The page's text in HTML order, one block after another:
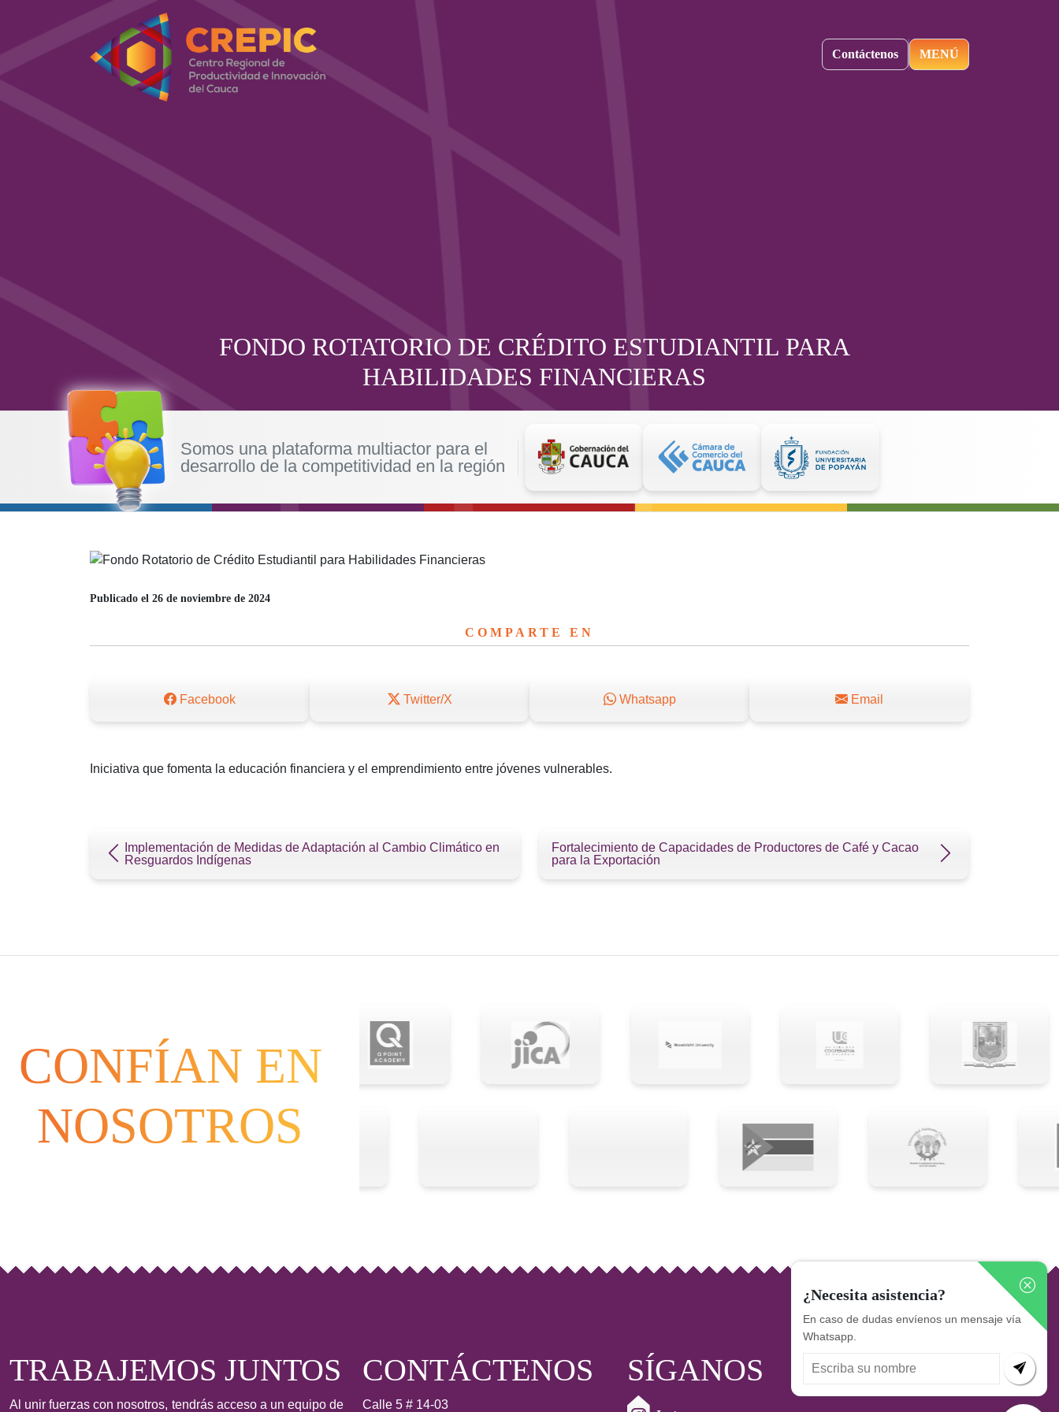
Contáctenos MENÚ
FONDO ROTATORIO DE CRÉDITO ESTUDIANTIL PARA
HABILIDADES FINANCIERAS
Somos una plataforma multiactor para el
desarrollo de la competitividad en la región
Publicado el 26 de noviembre de 2024
COMPARTE EN
Facebook Twitter/X Whatsapp Email
Iniciativa que fomenta la educación financiera y el emprendimiento entre jóvenes vulnerables.
Navegación de entradas
Implementación de Medidas de Adaptación al Cambio Climático en
Resguardos Indígenas
Fortalecimiento de Capacidades de Productores de Café y Cacao
para la Exportación
CONFÍAN EN
NOSOTROS
¿Necesita asistencia?
En caso de dudas envíenos un mensaje vía
Whatsapp.
TRABAJEMOS JUNTOS
Al unir fuerzas con nosotros, tendrás acceso a un equipo de
CONTÁCTENOS
Calle 5 # 14-03
SÍGANOS